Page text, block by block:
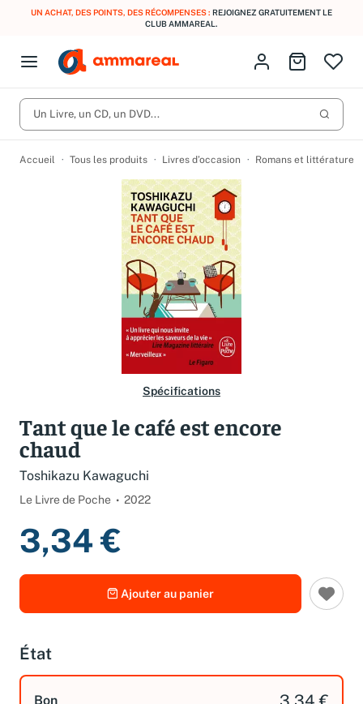
UN ACHAT, DES POINTS, DES RÉCOMPENSES : REJOIGNEZ GRATUITEMENT LE
CLUB AMMAREAL.
Open menu
Fermer le menu
CD d'occasion
Vinyles d'occasion
Meilleures ventes
Produits Catégories
Vous n'avez pas trouvé l'article que vous cherchiez ?
Activez les notifications dans votre compte pour être alerté dès
qu'il est en stock.
Créer une alerte
Identifiez-vous
Aller au
Un Livre, un CD, un DVD...
Accueil Tous les produits Livres d’occasion Romans et littérature
Spécifications
Tant que le café est encore
chaud
Toshikazu Kawaguchi
Le Livre de Poche 2022
3,34 €
Ajouter au panier
État
Bon